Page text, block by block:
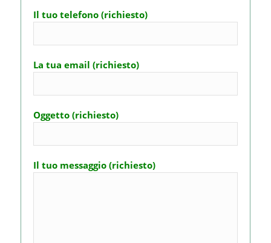
Il tuo telefono (richiesto)
La tua email (richiesto)
Oggetto (richiesto)
Il tuo messaggio (richiesto)